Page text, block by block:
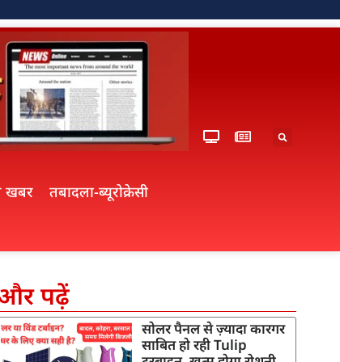
खबर
तबादला-ब्यूरोक्रेसी
पढ़ें
सोलर पैनल से ज़्यादा कारगर
साबित हो रही Tulip